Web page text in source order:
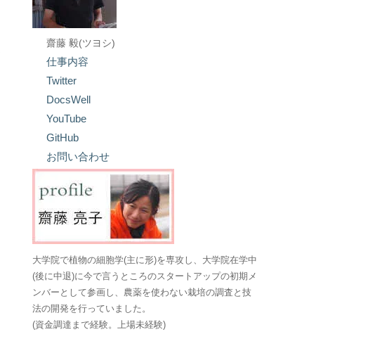
齋藤 毅(ツヨシ)
仕事内容
Twitter
DocsWell
YouTube
GitHub
お問い合わせ
大学院で植物の細胞学(主に形)を専攻し、大学院在学中
(後に中退)に今で言うところのスタートアップの初期メ
ンバーとして参画し、農薬を使わない栽培の調査と技
法の開発を行っていました。
(資金調達まで経験。上場未経験)